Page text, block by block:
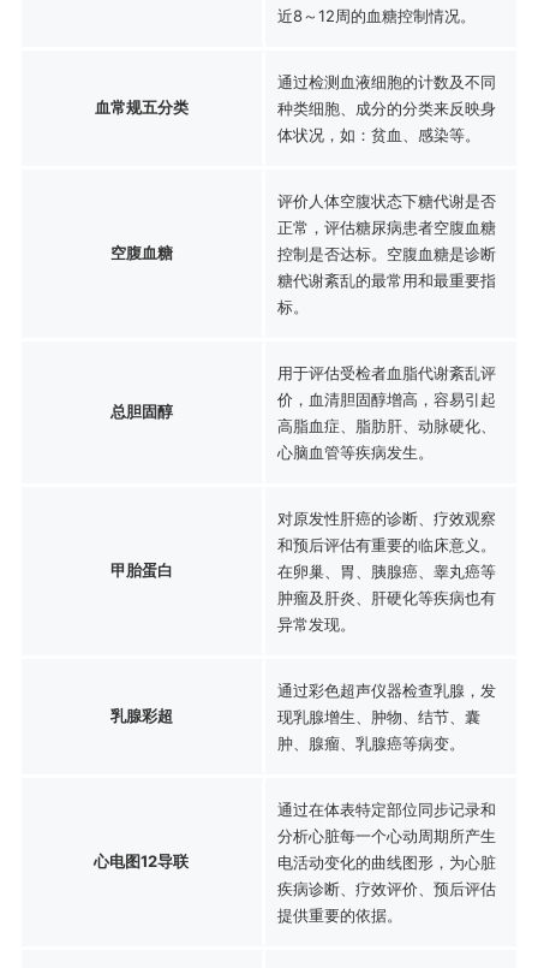
近8～12周的血糖控制情况。
血常规五分类
通过检测血液细胞的计数及不同
种类细胞、成分的分类来反映身
体状况，如：贫血、感染等。
空腹血糖
评价人体空腹状态下糖代谢是否
正常，评估糖尿病患者空腹血糖
控制是否达标。空腹血糖是诊断
糖代谢紊乱的最常用和最重要指
标。
总胆固醇
用于评估受检者血脂代谢紊乱评
价，血清胆固醇增高，容易引起
高脂血症、脂肪肝、动脉硬化、
心脑血管等疾病发生。
甲胎蛋白
对原发性肝癌的诊断、疗效观察
和预后评估有重要的临床意义。
在卵巢、胃、胰腺癌、睾丸癌等
肿瘤及肝炎、肝硬化等疾病也有
异常发现。
乳腺彩超
通过彩色超声仪器检查乳腺，发
现乳腺增生、肿物、结节、囊
肿、腺瘤、乳腺癌等病变。
心电图12导联
通过在体表特定部位同步记录和
分析心脏每一个心动周期所产生
电活动变化的曲线图形，为心脏
疾病诊断、疗效评价、预后评估
提供重要的依据。